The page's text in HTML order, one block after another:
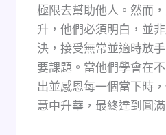
極限去幫助他人。然而
升，他們必須明白，並
決，接受無常並適時放
要課題。當他們學會在
出並感恩每一個當下時
慧中升華，最終達到圓滿